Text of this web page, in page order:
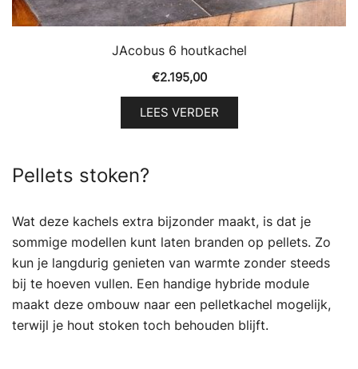
JAcobus 6 houtkachel
€2.195,00
LEES VERDER
Pellets stoken?
Wat deze kachels extra bijzonder maakt, is dat je
sommige modellen kunt laten branden op pellets. Zo
kun je langdurig genieten van warmte zonder steeds
bij te hoeven vullen. Een handige hybride module
maakt deze ombouw naar een pelletkachel mogelijk,
terwijl je hout stoken toch behouden blijft.